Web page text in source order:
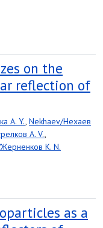
on the
reflection of
A. Y., Nekhaev/Нехаев
A. V.,
K. N.
as a